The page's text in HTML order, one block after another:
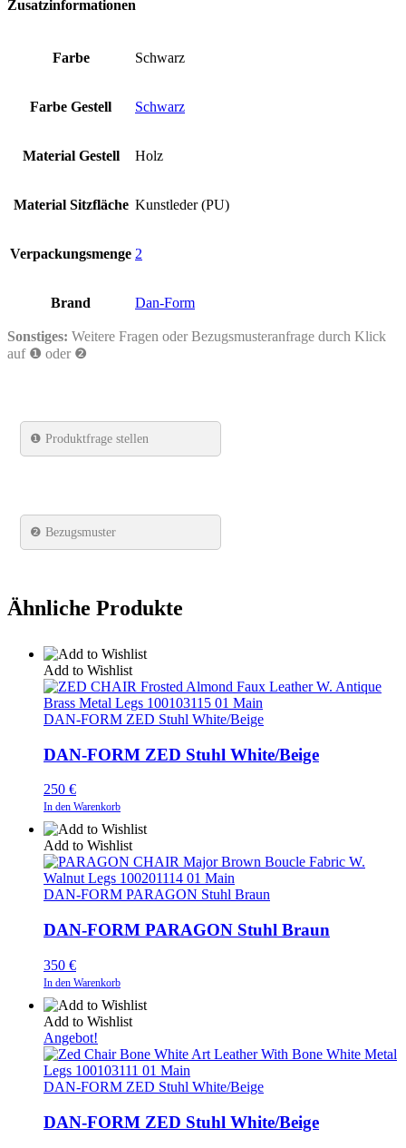
Zusatzinformationen
Farbe Schwarz
Farbe Gestell Schwarz
Material Gestell Holz
Material Sitzfläche Kunstleder (PU)
Verpackungsmenge 2
Brand Dan-Form
Sonstiges: Weitere Fragen oder Bezugsmusteranfrage durch Klick
auf ❶ oder ❷
❶ Produktfrage stellen
❷ Bezugsmuster
Ähnliche Produkte
Add to Wishlist
DAN-FORM ZED Stuhl White/Beige
DAN-FORM ZED Stuhl White/Beige
250 €
In den Warenkorb
Add to Wishlist
DAN-FORM PARAGON Stuhl Braun
DAN-FORM PARAGON Stuhl Braun
350 €
In den Warenkorb
Add to Wishlist
Angebot!
DAN-FORM ZED Stuhl White/Beige
DAN-FORM ZED Stuhl White/Beige